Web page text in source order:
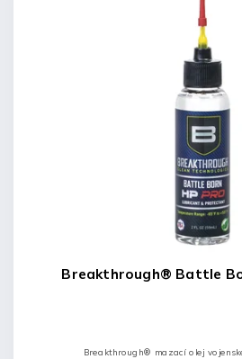
Breakthrough® Battle
Breakthrough® mazací olej